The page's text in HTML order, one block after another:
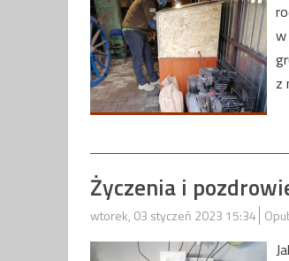
z
Życzenia i
wtorek, 03 styczeń 2023 15:34